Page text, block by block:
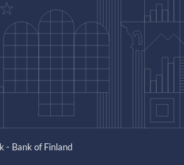
- Bank of Finland